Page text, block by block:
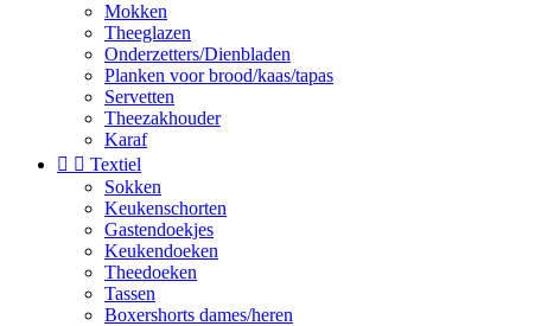
Mokken
Theeglazen
Onderzetters/Dienbladen
Planken voor brood/kaas/tapas
Servetten
Theezakhouder
Karaf
  Textiel
Sokken
Keukenschorten
Gastendoekjes
Keukendoeken
Theedoeken
Tassen
Boxershorts dames/heren